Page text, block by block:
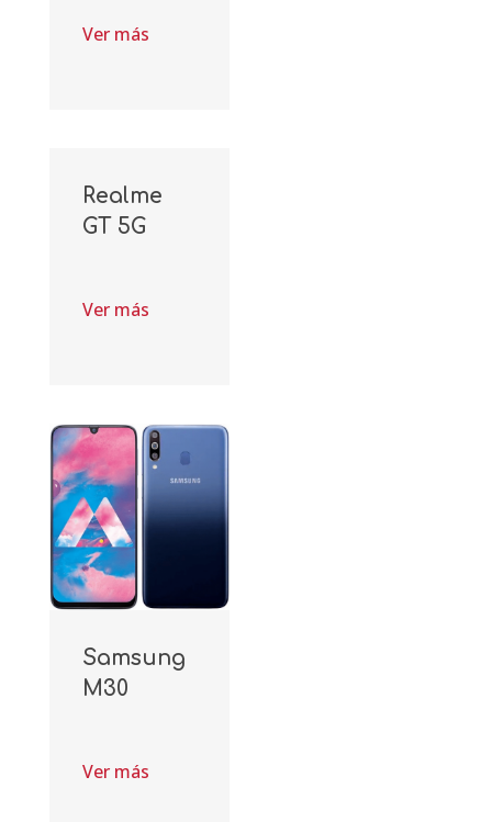
Ver más
Realme
GT 5G
Ver más
Samsung
M30
Ver más